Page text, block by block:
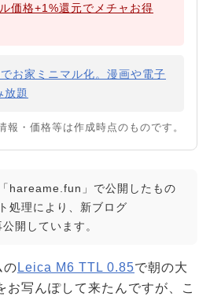
価格+1%還元でメチャお得
お家ミニマル化。漫画や電子
放題
報・価格等は作成時点のものです。
hareame.fun」で公開したもの
処理により、新ブログ
開しています。
の Leica M6 TTL 0.85で朝の大
お写んぽして来たんですが、こ